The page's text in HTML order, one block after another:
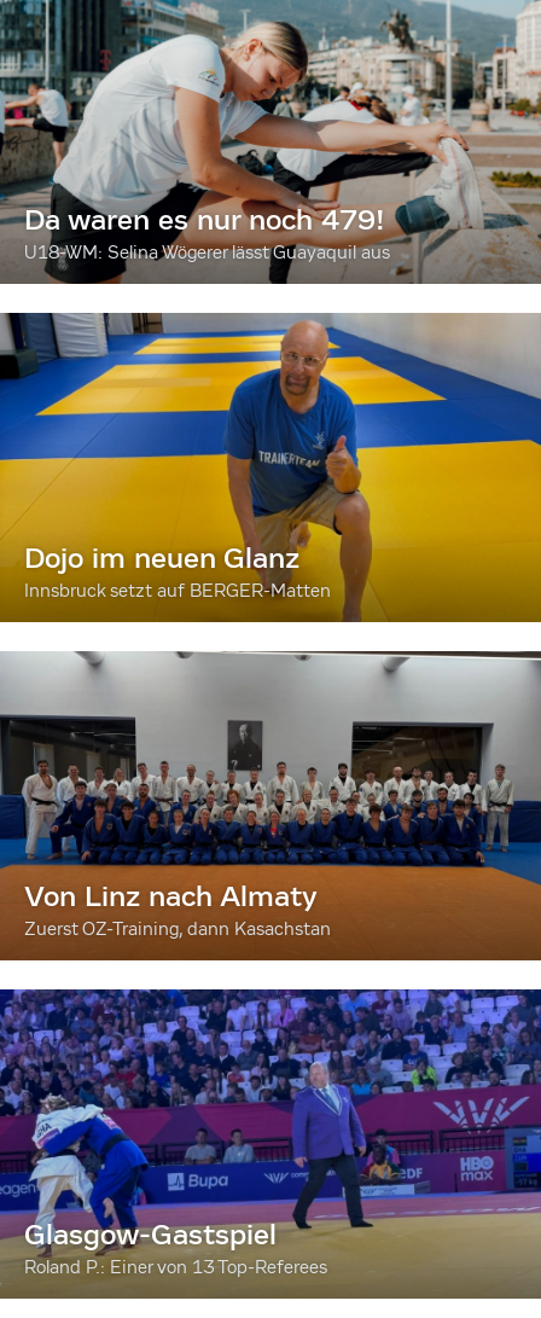
Da waren es nur noch 479!
U18-WM: Selina Wögerer lässt Guayaquil aus
Dojo im neuen Glanz
Innsbruck setzt auf BERGER-Matten
Von Linz nach Almaty
Zuerst OZ-Training, dann Kasachstan
Glasgow-Gastspiel
Roland P.: Einer von 13 Top-Referees